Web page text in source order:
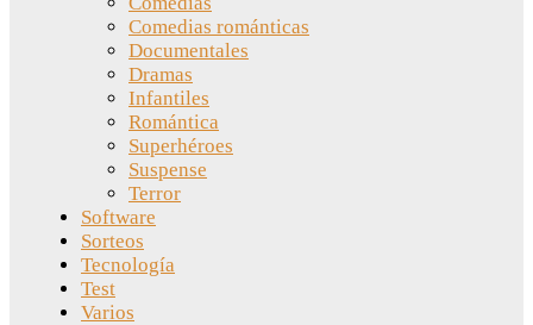
Comedias románticas
Documentales
Dramas
Infantiles
Romántica
Superhéroes
Suspense
Terror
Software
Sorteos
Tecnología
Test
Varios